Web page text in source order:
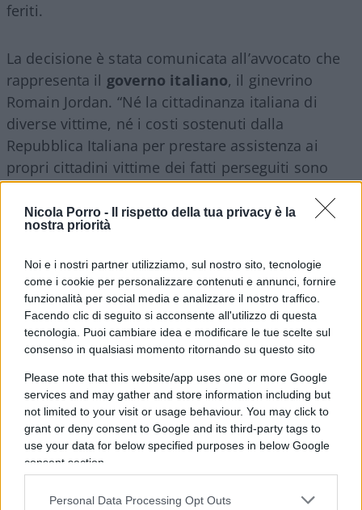
Nicola Porro -
Il rispetto della tua privacy è la
nostra priorità
Noi e i nostri partner utilizziamo, sul nostro sito, tecnologie
come i cookie per personalizzare contenuti e annunci, fornire
funzionalità per social media e analizzare il nostro traffico.
Facendo clic di seguito si acconsente all'utilizzo di questa
tecnologia. Puoi cambiare idea e modificare le tue scelte sul
consenso in qualsiasi momento ritornando su questo sito
Please note that this website/app uses one or more Google
services and may gather and store information including but
not limited to your visit or usage behaviour. You may click to
grant or deny consent to Google and its third-party tags to
use your data for below specified purposes in below Google
consent section.
Personal Data Processing Opt Outs
feriti.
La decisione è stata comunicata all’avvocato che
rappresenta il governo italiano, il ginevrino
Romain Jordan. “Né la cittadinanza italiana di
diverse vittime, né i costi sostenuti dalla
Repubblica Italiana per prestare assistenza ai
propri cittadini vittime dei fatti perseguiti sono
sapere i magistrati svizzeri.